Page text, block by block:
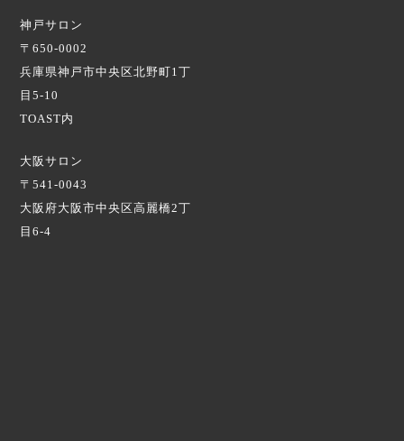
神戸サロン
〒650-0002
兵庫県神戸市中央区北野町1丁
目5-10
TOAST内
大阪サロン
〒541-0043
大阪府大阪市中央区高麗橋2丁
目6-4